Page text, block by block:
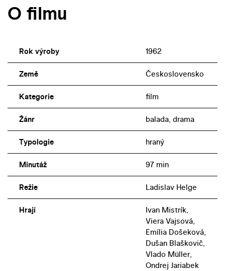
O filmu
Rok výroby 1962
Země Československo
Kategorie film
Žánr balada, drama
Typologie hraný
Minutáž 97 min
Režie Ladislav Helge
Hrají
Ivan Mistrík,
Viera Vajsová,
Emília Došeková,
Dušan Blaškovič,
Vlado Müller,
Ondrej Jariabek